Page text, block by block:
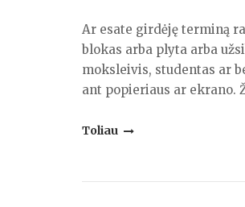
Ar esate girdėję terminą
blokas arba plyta arba
moksleivis, studentas ar
ant popieriaus ar ekrano.
"Apie
Toliau